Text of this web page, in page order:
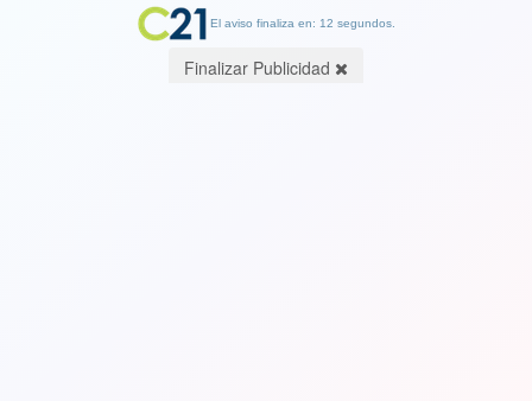
El aviso finaliza en: 11 segundos.
Finalizar Publicidad